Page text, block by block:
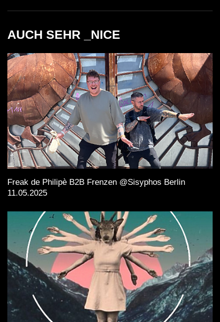
AUCH SEHR _NICE
Freak de Philipè B2B Frenzen @Sisyphos Berlin
11.05.2025